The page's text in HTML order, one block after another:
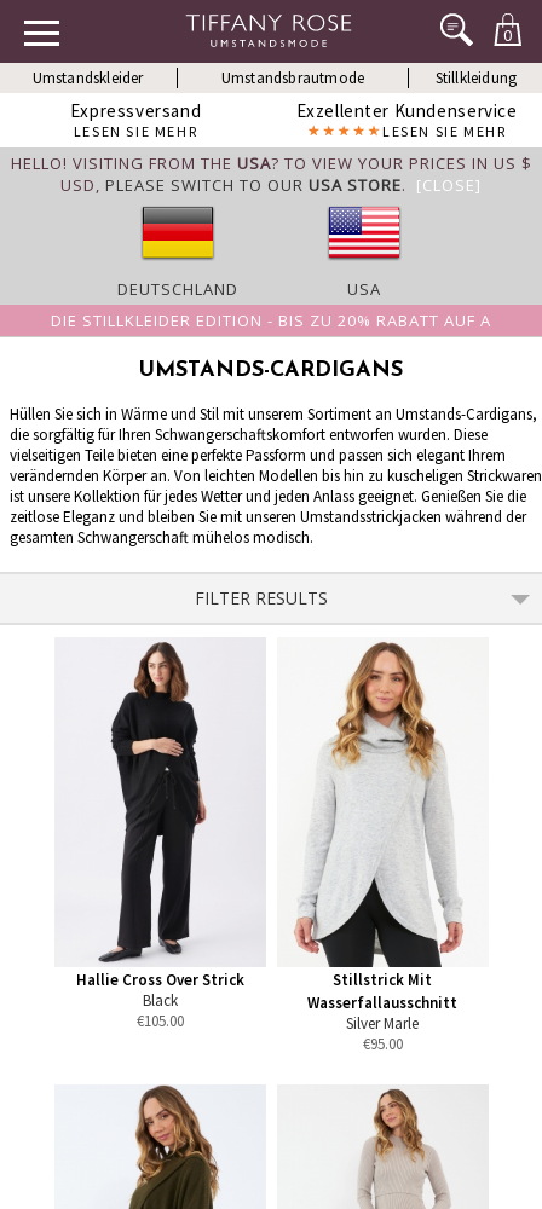
0
Umstandskleider Umstandsbrautmode Stillkleidung
Expressversand
LESEN SIE MEHR
Exzellenter Kundenservice
LESEN SIE MEHR
HELLO! VISITING FROM THE USA? TO VIEW YOUR PRICES IN US $
USD, PLEASE SWITCH TO OUR USA STORE. [CLOSE]
DEUTSCHLAND
USA
DIE STILLKLEIDER EDITION - BIS ZU 20% RABATT AUF A
UMSTANDS-CARDIGANS
Hüllen Sie sich in Wärme und Stil mit unserem Sortiment an Umstands-Cardigans,
die sorgfältig für Ihren Schwangerschaftskomfort entworfen wurden. Diese
vielseitigen Teile bieten eine perfekte Passform und passen sich elegant Ihrem
verändernden Körper an. Von leichten Modellen bis hin zu kuscheligen Strickwaren
ist unsere Kollektion für jedes Wetter und jeden Anlass geeignet. Genießen Sie die
zeitlose Eleganz und bleiben Sie mit unseren Umstandsstrickjacken während der
gesamten Schwangerschaft mühelos modisch.
FILTER RESULTS
Hallie Cross Over Strick
Black
€105.00
Stillstrick Mit
Wasserfallausschnitt
Silver Marle
€95.00